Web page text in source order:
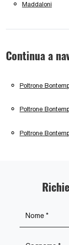
Maddaloni
Continua a
Poltrone
Poltrone
Poltrone